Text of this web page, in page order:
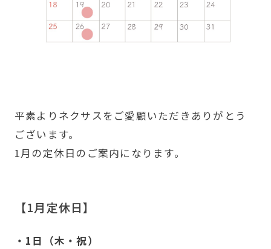
平素よりネクサスをご愛顧いただきありがとう
ございます。
1月の定休日のご案内になります。
【1月定休日】
・1日（木・祝）